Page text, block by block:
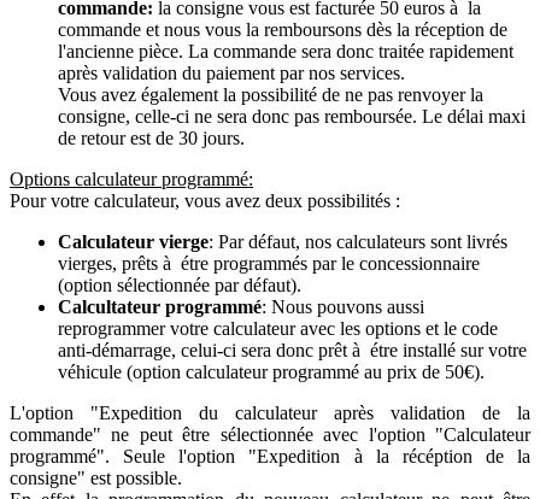
commande: la consigne vous est facturée 50 euros à la
commande et nous vous la remboursons dès la réception de
l'ancienne pièce. La commande sera donc traitée rapidement
après validation du paiement par nos services.
Vous avez également la possibilité de ne pas renvoyer la
consigne, celle-ci ne sera donc pas remboursée. Le délai maxi
de retour est de 30 jours.
Options calculateur programmé:
Pour votre calculateur, vous avez deux possibilités :
Calculateur vierge: Par défaut, nos calculateurs sont livrés
vierges, prêts à étre programmés par le concessionnaire
(option sélectionnée par défaut).
Calcultateur programmé: Nous pouvons aussi
reprogrammer votre calculateur avec les options et le code
anti-démarrage, celui-ci sera donc prêt à étre installé sur votre
véhicule (option calculateur programmé au prix de 50€).
L'option "Expedition du calculateur après validation de la
commande" ne peut être sélectionnée avec l'option "Calculateur
programmé". Seule l'option "Expedition à la récéption de la
consigne" est possible.